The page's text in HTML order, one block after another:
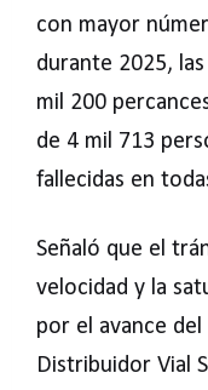
con mayor
durante 2025,
mil 200
de 4 mil 713
fallecidas en
Señaló que el
velocidad y la
por el avance
Distribuidor Vial